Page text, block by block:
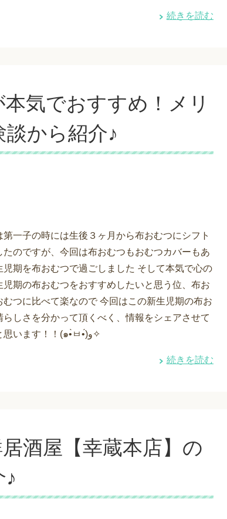
続きを読む
気でおすすめ！メリ
から紹介♪
第一子の時には生後３ヶ月から布おむつにシフト
たのですが、今回は布おむつもおむつカバーもあ
児期を布おむつで過ごしました そして本気で心の
児期の布おむつをおすすめしたいと思う位、布お
むつに比べて楽なので 今回はこの新生児期の布お
らしさを分かって頂くべく、情報をシェアさせて
頂きたいと思います！！(๑•̀ㅂ•́)و✧
続きを読む
酒屋【幸蔵本店】の